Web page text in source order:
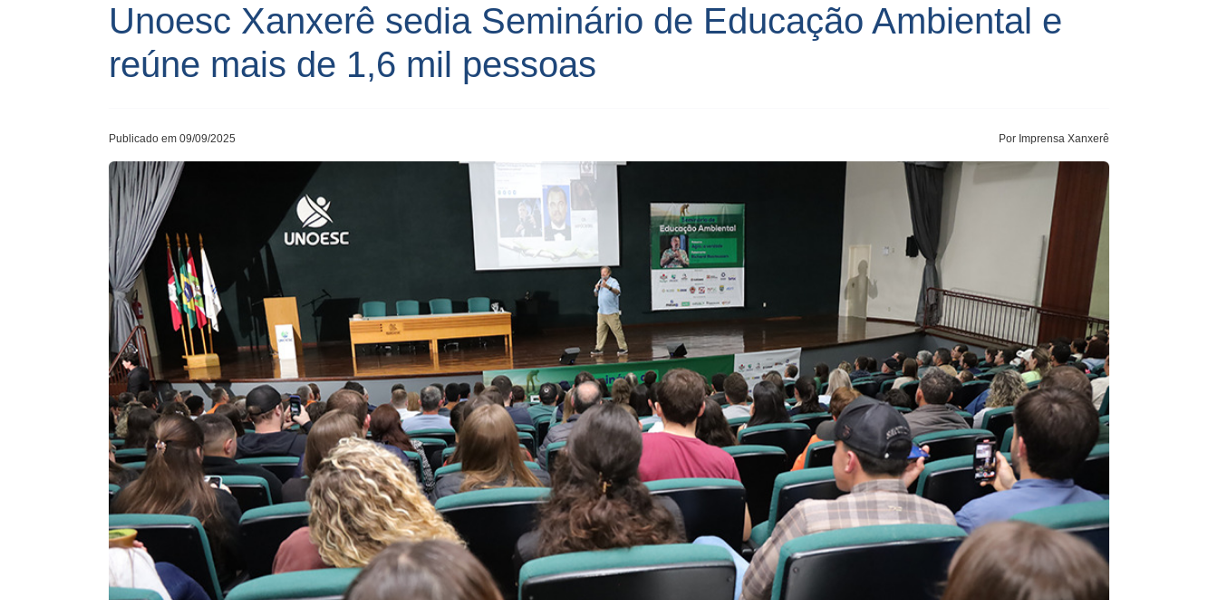
Unoesc Xanxerê sedia Seminário de Educação Ambiental e
reúne mais de 1,6 mil pessoas
Publicado em 09/09/2025 Por Imprensa Xanxerê